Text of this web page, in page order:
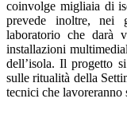
coinvolge migliaia di
prevede inoltre, nei
laboratorio che darà
installazioni
dell’isola. Il progetto
sulle ritualità della
tecnici che lavoreranno